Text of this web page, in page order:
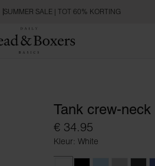
SUMMER SALE | TOT 60% KORTING
Tank crew-neck
€ 34.95
Kleur: White